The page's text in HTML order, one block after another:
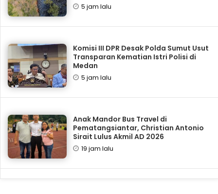
5 jam lalu
Komisi III DPR Desak Polda Sumut Usut
Transparan Kematian Istri Polisi di
Medan
5 jam lalu
Anak Mandor Bus Travel di
Pematangsiantar, Christian Antonio
Sirait Lulus Akmil AD 2026
19 jam lalu